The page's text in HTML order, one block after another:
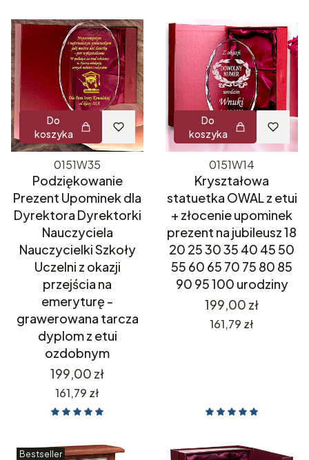
Do
koszyka
0151W35
Podziękowanie
Prezent Upominek dla
Dyrektora Dyrektorki
Nauczyciela
Nauczycielki Szkoły
Uczelni z okazji
przejścia na
emeryturę -
grawerowana tarcza
dyplom z etui
ozdobnym
Cena
199,00 zł
Cena
161,79 zł
Do
koszyka
0151W14
Kryształowa
statuetka OWAL z etui
+ złocenie upominek
prezent na jubileusz 18
20 25 30 35 40 45 50
55 60 65 70 75 80 85
90 95 100 urodziny
Cena
199,00 zł
Cena
161,79 zł
Bestseller